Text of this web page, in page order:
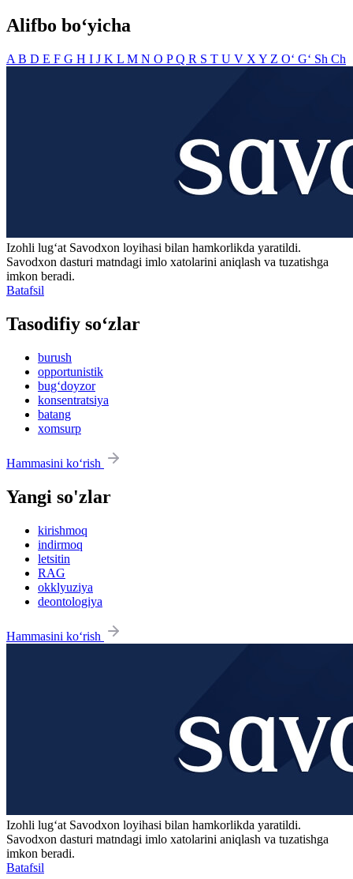
Alifbo bo‘yicha
A B D E F G H I J K L M N O PQ R S T U V X Y Z O‘ G‘ Sh Ch
Izohli lugʻat Savodxon loyihasi bilan hamkorlikda yaratildi.
Savodxon dasturi matndagi imlo xatolarini aniqlash va tuzatishga
imkon beradi.
Batafsil
Tasodifiy so‘zlar
burush
opportunistik
bug‘doyzor
konsentratsiya
batang
xomsurp
Hammasini ko‘rish
Yangi so'zlar
kirishmoq
indirmoq
letsitin
RAG
okklyuziya
deontologiya
Hammasini ko‘rish
Izohli lugʻat Savodxon loyihasi bilan hamkorlikda yaratildi.
Savodxon dasturi matndagi imlo xatolarini aniqlash va tuzatishga
imkon beradi.
Batafsil